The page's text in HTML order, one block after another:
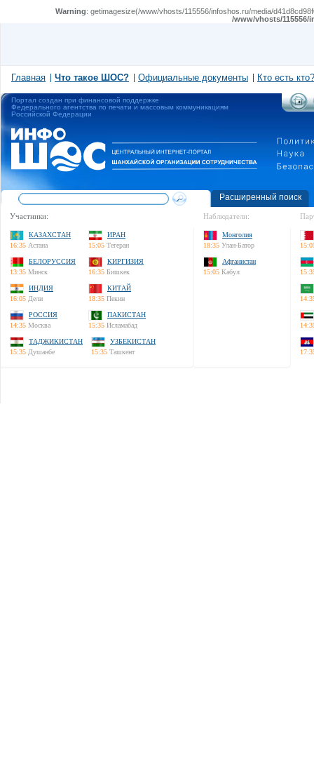
Warning: getimagesize(/www/vhosts/115556/infoshos.ru/media/
/www/vhosts/
Главная Что такое ШОС? Официальные документы Кто есть кто?
Портал создан при финансовой поддержке
Федерального агентства по печати и массовым коммуникациям
Российской Федерации
Расширенный поиск
Участники:
КАЗАХСТАН
16:35 Астана
ИРАН
15:05 Тегеран
БЕЛОРУССИЯ
13:35 Минск
КИРГИЗИЯ
16:35 Бишкек
ИНДИЯ
16:05 Дели
КИТАЙ
18:35 Пекин
РОССИЯ
14:35 Москва
ПАКИСТАН
15:35 Исламабад
ТАДЖИКИСТАН
15:35 Душанбе
УЗБЕКИСТАН
15:35 Ташкент
Наблюдатели:
Монголия
18:35 Улан-Батор
Афганистан
15:05 Кабул